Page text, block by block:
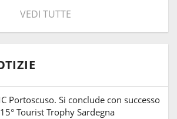
VEDI TUTTE
Portoscuso. Si conclude con successo
Tourist Trophy Sardegna